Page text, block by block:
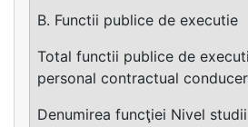
B. Functii publice de executie
Total functii publice de
personal contractual
Denumirea funcţiei Nivel studii